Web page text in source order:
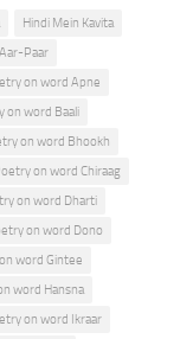
Hindi Mein Kavita
Paar
on word Apne
on word Baali
on word Bhookh
on word Chiraag
on word Dharti
on word Dono
word Gintee
word Hansna
on word Ikraar